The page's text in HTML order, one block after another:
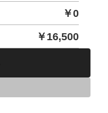
￥0
￥ 16,500